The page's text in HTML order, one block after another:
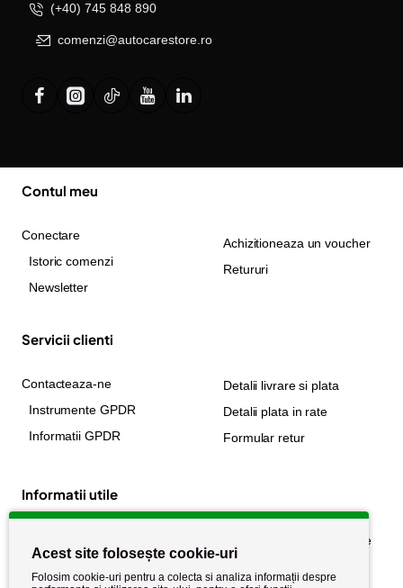
(+40) 745 848 890
comenzi@autocarestore.ro
Contul meu
Conectare
Istoric comenzi
Newsletter
Achizitioneaza un voucher
Retururi
Servicii clienti
Contacteaza-ne
Instrumente GPDR
Informatii GPDR
Detalii livrare si plata
Detalii plata in rate
Formular retur
Informatii utile
Politica de confidențialitate
Acest site folosește cookie-uri
Folosim cookie-uri pentru a colecta si analiza informații despre